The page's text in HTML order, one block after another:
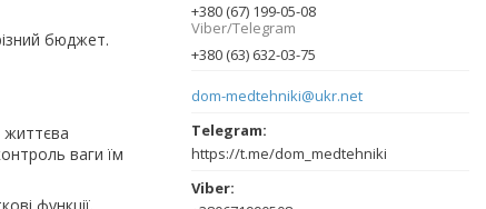
бюджет.
ваги їм
+380 (67) 199-05-08
Viber/Telegram
+380 (63) 632-03-75
dom-medtehniki@ukr.net
https://t.me/dom_medtehniki